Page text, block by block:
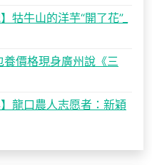
牯牛山的洋芋“開了花”_
價格現身廣州說《三
龍口農人志愿者：新穎